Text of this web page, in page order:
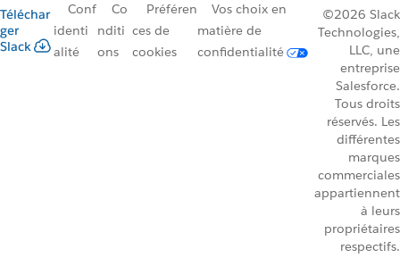
Téléchar
ger
Slack
Conf
identi
alité
Co
nditi
ons
Préféren
ces de
cookies
Vos choix en
matière de
confidentialité
©2026 Slack
Technologies,
LLC, une
entreprise
Salesforce.
Tous droits
réservés. Les
différentes
marques
commerciales
appartiennent
à leurs
propriétaires
respectifs.